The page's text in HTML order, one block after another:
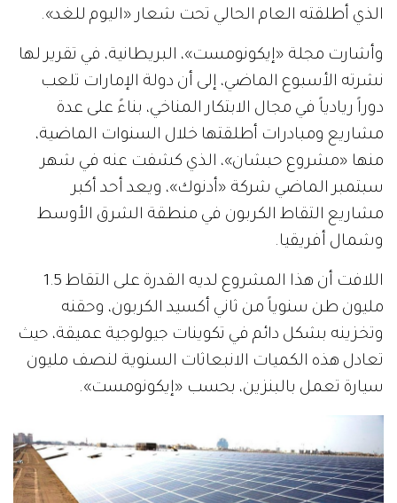
الذي أطلقته العام الحالي تحت شعار «اليوم للغد».
وأشارت مجلة «إيكونومست»، البريطانية، في تقرير لها
نشرته الأسبوع الماضي، إلى أن دولة الإمارات تلعب
دوراً ريادياً في مجال الابتكار المناخي، بناءً على عدة
مشاريع ومبادرات أطلقتها خلال السنوات الماضية،
منها «مشروع حبشان»، الذي كشفت عنه في شهر
سبتمبر الماضي شركة «أدنوك»، ويعد أحد أكبر
مشاريع التقاط الكربون في منطقة الشرق الأوسط
وشمال أفريقيا.
اللافت أن هذا المشروع لديه القدرة على التقاط 1.5
مليون طن سنوياً من ثاني أكسيد الكربون، وحقنه
وتخزينه بشكل دائم في تكوينات جيولوجية عميقة، حيث
تعادل هذه الكميات الانبعاثات السنوية لنصف مليون
سيارة تعمل بالبنزين، بحسب «إيكونومست».